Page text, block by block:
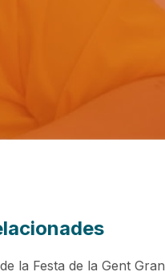
la Festa de la Gent Gran